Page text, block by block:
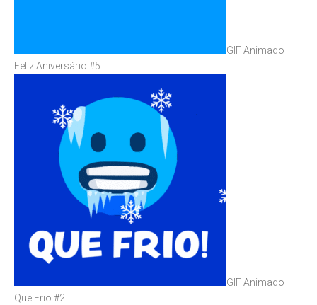
GIF Animado –
Feliz Aniversário #5
GIF Animado –
Que Frio #2